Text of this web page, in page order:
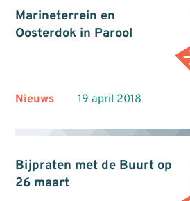
Marineterrein en
Oosterdok in Parool
Nieuws 19 april 2018
Bijpraten met de Buurt op
26 maart